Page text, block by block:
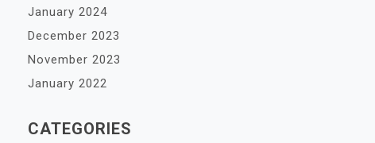
January 2024
December 2023
November 2023
January 2022
CATEGORIES